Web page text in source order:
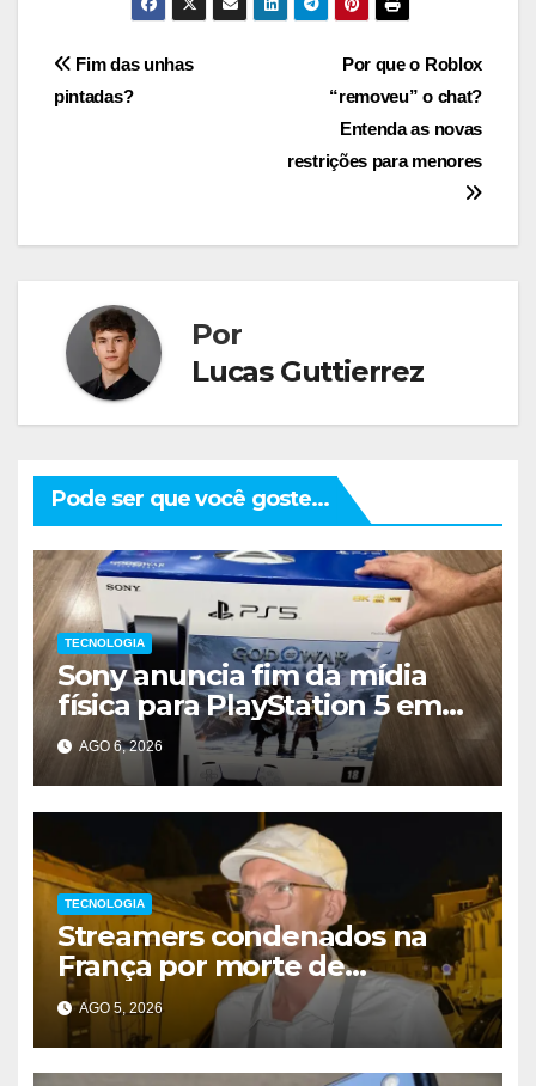
Navegação
de
Por que o Roblox
“removeu” o chat?
Entenda as novas
restrições para menores
Fim das unhas
pintadas?
Por
Lucas Guttierrez
Pode ser que você goste...
TECNOLOGIA
Sony anuncia fim da mídia
física para PlayStation 5 em
2028
AGO 6, 2026
TECNOLOGIA
Streamers condenados na
França por morte de
influenciador
AGO 5, 2026